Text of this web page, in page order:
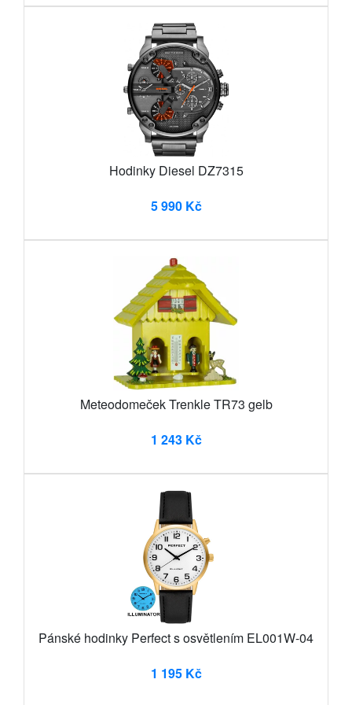
Hodinky Diesel DZ7315
5 990 Kč
Meteodomeček Trenkle TR73 gelb
1 243 Kč
Pánské hodinky Perfect s osvětlením EL001W-04
1 195 Kč